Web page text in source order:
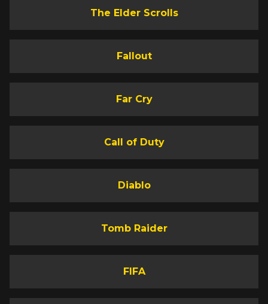
The Elder Scrolls
Fallout
Far Cry
Call of Duty
Diablo
Tomb Raider
FIFA